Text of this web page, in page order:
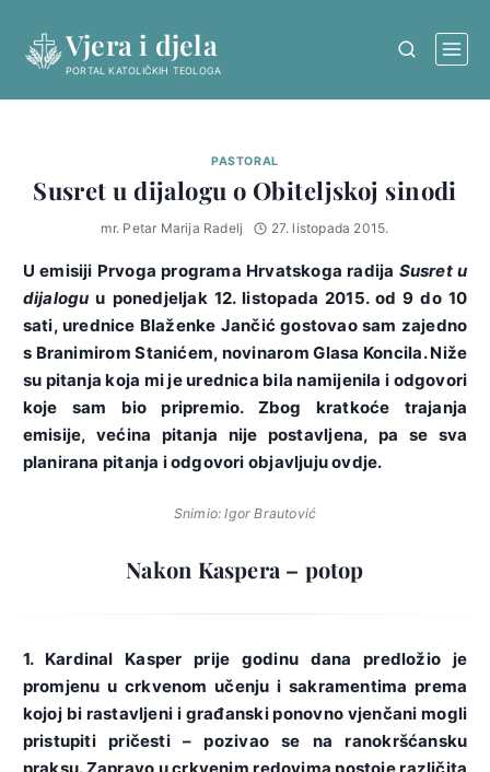
content
Vjera i djela
PORTAL KATOLIČKIH TEOLOGA
PASTORAL
Susret u dijalogu o Obiteljskoj sinodi
mr. Petar Marija Radelj 27. listopada 2015.
U emisiji Prvoga programa Hrvatskoga radija Susret u
dijalogu u ponedjeljak 12. listopada 2015. od 9 do 10
sati, urednice Blaženke Jančić gostovao sam zajedno
s Branimirom Stanićem, novinarom Glasa Koncila. Niže
su pitanja koja mi je urednica bila namijenila i odgovori
koje sam bio pripremio. Zbog kratkoće trajanja
emisije, većina pitanja nije postavljena, pa se sva
planirana pitanja i odgovori objavljuju ovdje.
Snimio: Igor Brautović
Nakon Kaspera – potop
1. Kardinal Kasper prije godinu dana predložio je
promjenu u crkvenom učenju i sakramentima prema
kojoj bi rastavljeni i građanski ponovno vjenčani mogli
pristupiti pričesti – pozivao se na ranokršćansku